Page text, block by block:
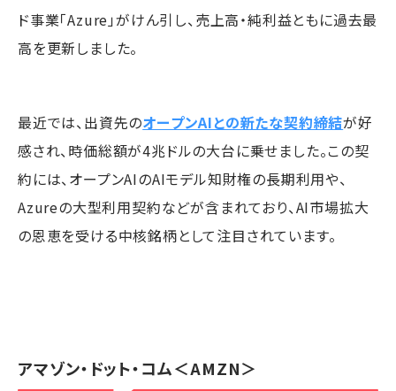
ド事業「Azure」がけん引し、売上高・純利益ともに過去最
高を更新しました。
最近では、出資先のオープンAIとの新たな契約締結が好
感され、時価総額が4兆ドルの大台に乗せました。この契
約には、オープンAIのAIモデル知財権の長期利用や、
Azureの大型利用契約などが含まれており、AI市場拡大
の恩恵を受ける中核銘柄として注目されています。
アマゾン・ドット・コム＜AMZN＞